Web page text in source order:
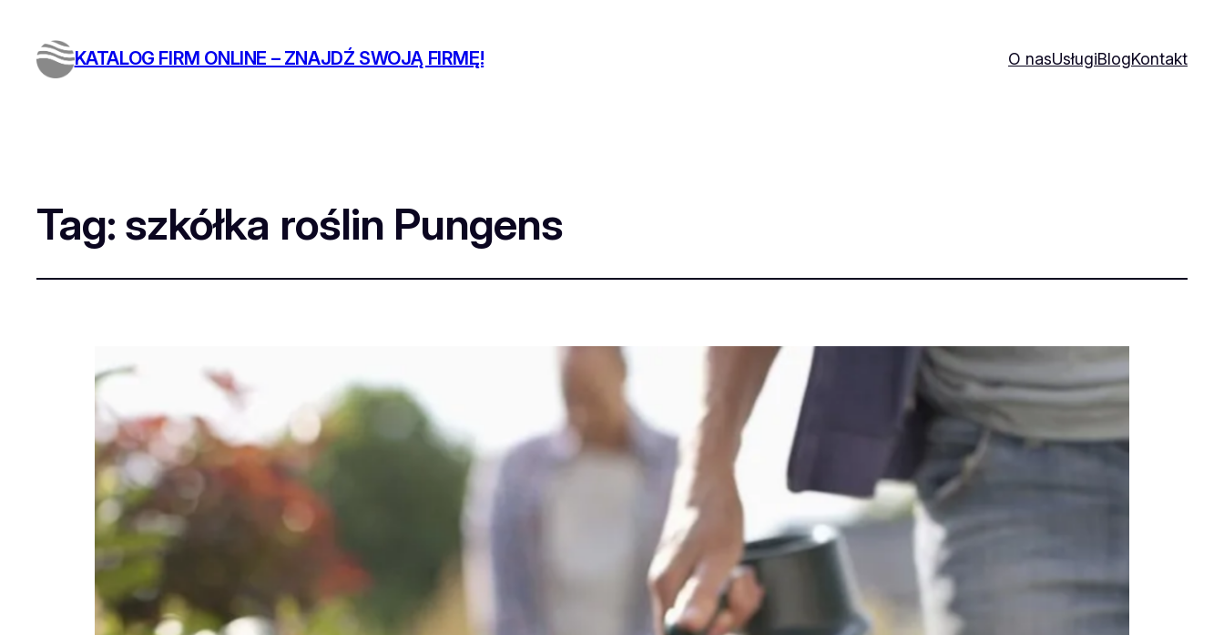
KATALOG FIRM ONLINE – ZNAJDŹ SWOJĄ FIRMĘ! O nasUsługiBlogKontakt
Tag: szkółka roślin Pungens